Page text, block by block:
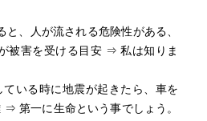
されているように、今後30年以
ントの地震です。
、人が流される危険性がある、
被害を受ける目安 ⇒ 私は知りま
いる時に地震が起きたら、車を
第一に生命という事でしょう。